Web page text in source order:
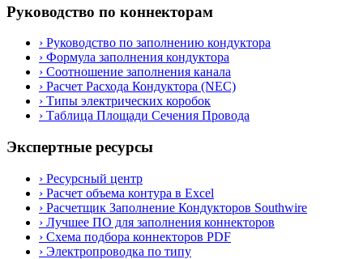
Руководство по коннекторам
› Руководство по заполнению кондуктора
› Формула заполнения кондуктора
› Соотношение заполнения канала
› Расчет Расхода Кондуктора (NEC)
› Типы электрических коробок
› Таблица Площади Сечения Провода
Экспертные ресурсы
› Ресурсный центр
› Расчет объема контура в Excel
› Расчетщик Заполнение Кондукторов Southwire
› Лучшее ПО для заполнения коннекторов
› Схема подбора коннекторов PDF
› Электропроводка по типу